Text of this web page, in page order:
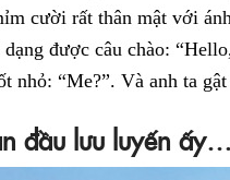
cười rất thân mật với
được câu chào:
nhỏ: “Me?”. Và anh ta
đầu lưu luyến ấy…